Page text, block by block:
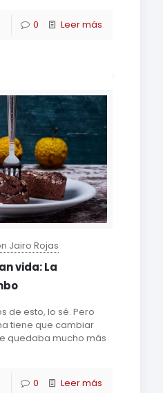
0 Leer más
Jairo Rojas
vida: La
de esto, lo sé. Pero
tiene que cambiar
quedaba mucho más
0 Leer más